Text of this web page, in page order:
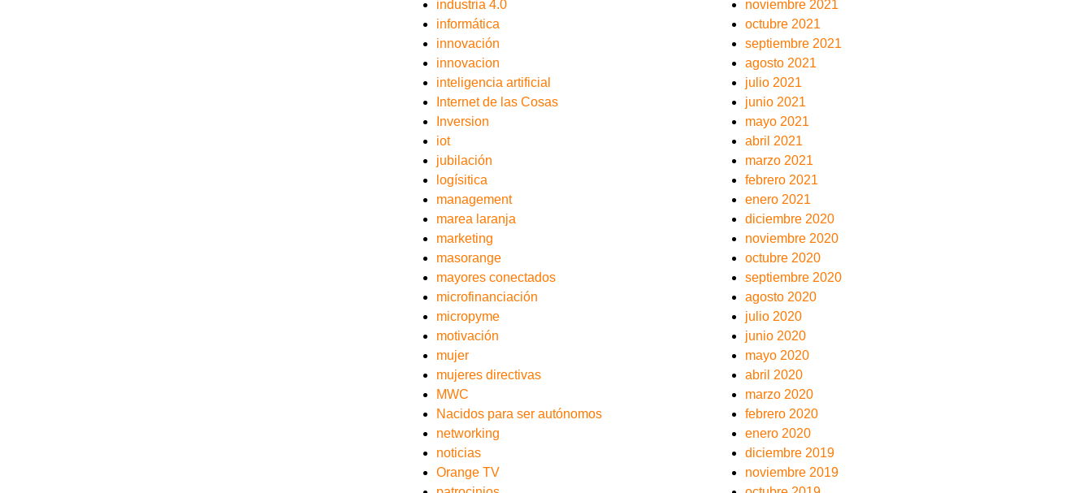
industria 4.0
informática
innovación
innovacion
inteligencia artificial
Internet de las Cosas
Inversion
iot
jubilación
logísitica
management
marea laranja
marketing
masorange
mayores conectados
microfinanciación
micropyme
motivación
mujer
mujeres directivas
MWC
Nacidos para ser autónomos
networking
noticias
Orange TV
noviembre 2021
octubre 2021
septiembre 2021
agosto 2021
julio 2021
junio 2021
mayo 2021
abril 2021
marzo 2021
febrero 2021
enero 2021
diciembre 2020
noviembre 2020
octubre 2020
septiembre 2020
agosto 2020
julio 2020
junio 2020
mayo 2020
abril 2020
marzo 2020
febrero 2020
enero 2020
diciembre 2019
noviembre 2019